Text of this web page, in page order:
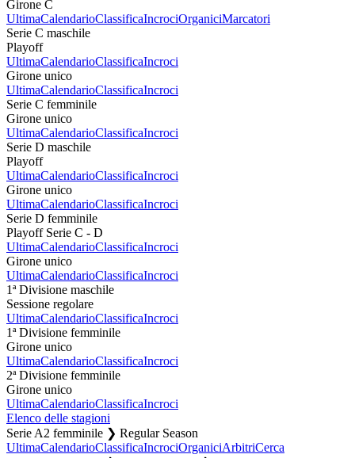
Girone C
UltimaCalendarioClassificaIncrociOrganiciMarcatori
Serie C maschile
Playoff
UltimaCalendarioClassificaIncroci
Girone unico
UltimaCalendarioClassificaIncroci
Serie C femminile
Girone unico
UltimaCalendarioClassificaIncroci
Serie D maschile
Playoff
UltimaCalendarioClassificaIncroci
Girone unico
UltimaCalendarioClassificaIncroci
Serie D femminile
Playoff Serie C - D
UltimaCalendarioClassificaIncroci
Girone unico
UltimaCalendarioClassificaIncroci
1ª Divisione maschile
Sessione regolare
UltimaCalendarioClassificaIncroci
1ª Divisione femminile
Girone unico
UltimaCalendarioClassificaIncroci
2ª Divisione femminile
Girone unico
UltimaCalendarioClassificaIncroci
Elenco delle stagioni
Serie A2 femminile ❯ Regular Season
UltimaCalendarioClassificaIncrociOrganiciArbitriCerca